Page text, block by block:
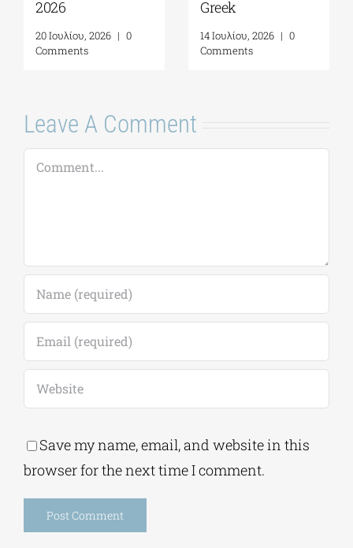
14 Ιουλίου, 2026
Leave A Comment
Comment
Save my name, email, and website in this
browser for the next time I comment.